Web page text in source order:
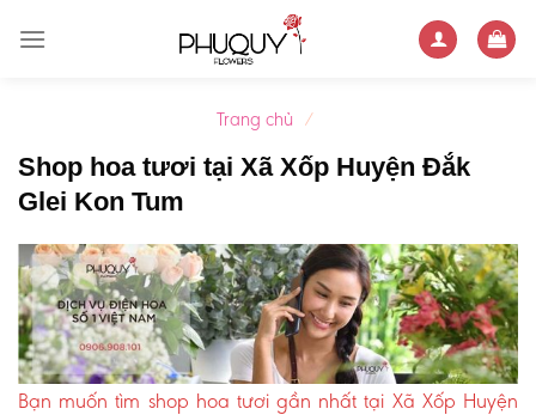
Trang chủ /
Shop hoa tươi tại Xã Xốp Huyện Đắk
Glei Kon Tum
Bạn muốn tìm shop hoa tươi gần nhất tại Xã Xốp Huyện